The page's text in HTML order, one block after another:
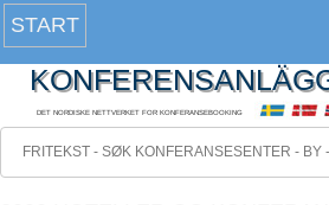
START
DET NORDISKE NETTVERKET FOR KONFERANSEBOOKING